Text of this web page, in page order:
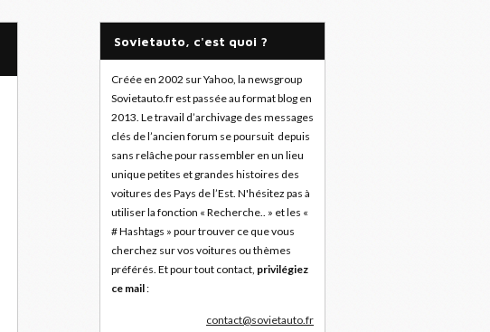
Sovietauto, c'est quoi ?
Créée en 2002 sur Yahoo, la newsgroup
Sovietauto.fr est passée au format blog en
2013. Le travail d’archivage des messages
clés de l’ancien forum se poursuit depuis
sans relâche pour rassembler en un lieu
unique petites et grandes histoires des
voitures des Pays de l’Est. N'hésitez pas à
utiliser la fonction « Recherche.. » et les «
# Hashtags » pour trouver ce que vous
cherchez sur vos voitures ou thèmes
préférés. Et pour tout contact, privilégiez
ce mail:
contact@sovietauto.fr